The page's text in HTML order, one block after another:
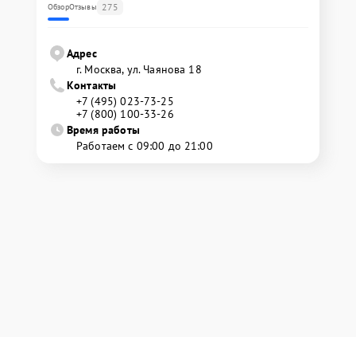
ОбзорОтзывы 275
Адрес
г. Москва, ул. Чаянова 18
Контакты
+7 (495) 023-73-25
+7 (800) 100-33-26
Время работы
Работаем с 09:00 до 21:00